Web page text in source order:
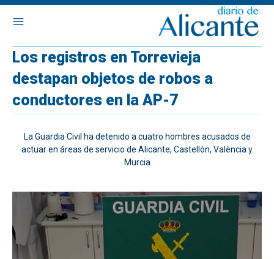
Los registros en Torrevieja
destapan objetos de robos a
conductores en la AP-7
La Guardia Civil ha detenido a cuatro hombres acusados de
actuar en áreas de servicio de Alicante, Castellón, València y
Murcia